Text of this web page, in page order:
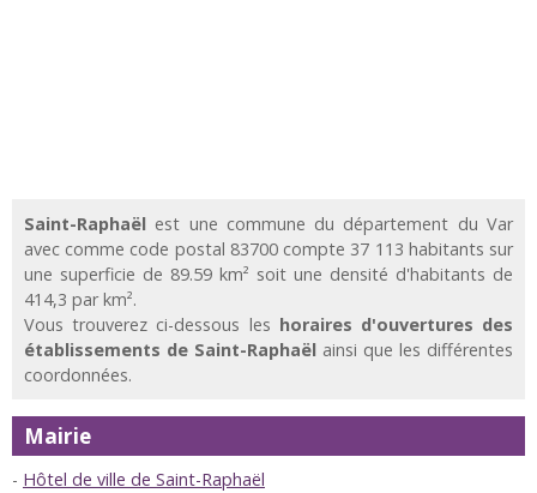
Saint-Raphaël est une commune du département du Var
avec comme code postal 83700 compte 37 113 habitants sur
une superficie de 89.59 km² soit une densité d'habitants de
414,3 par km².
Vous trouverez ci-dessous les horaires d'ouvertures des
établissements de Saint-Raphaël ainsi que les différentes
coordonnées.
Mairie
Hôtel de ville de Saint-Raphaël